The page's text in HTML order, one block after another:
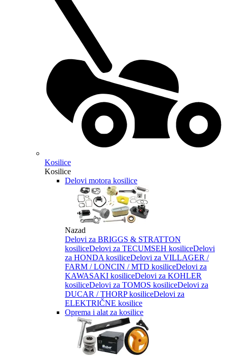
Kosilice
Kosilice
Delovi motora kosilice
Nazad
Delovi za BRIGGS & STRATTON
kosiliceDelovi za TECUMSEH kosiliceDelovi
za HONDA kosiliceDelovi za VILLAGER /
FARM / LONCIN / MTD kosiliceDelovi za
KAWASAKI kosiliceDelovi za KOHLER
kosiliceDelovi za TOMOS kosiliceDelovi za
DUCAR / THORP kosiliceDelovi za
ELEKTRIČNE kosilice
Oprema i alat za kosilice